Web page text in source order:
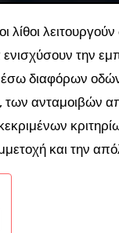
την
διαφόρων
των ανταμοιβών
και την